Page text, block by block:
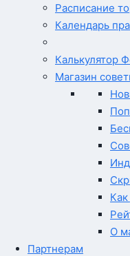
Расписание
Календарь
Калькулятор
Магазин
О
Партнерам